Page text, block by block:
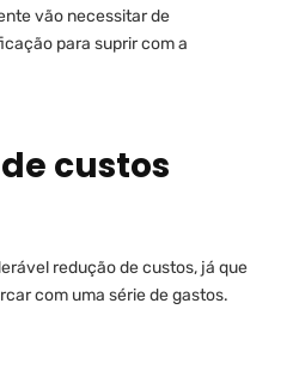
vão necessitar de
para suprir com a
custos
redução de custos, já que
com uma série de gastos.